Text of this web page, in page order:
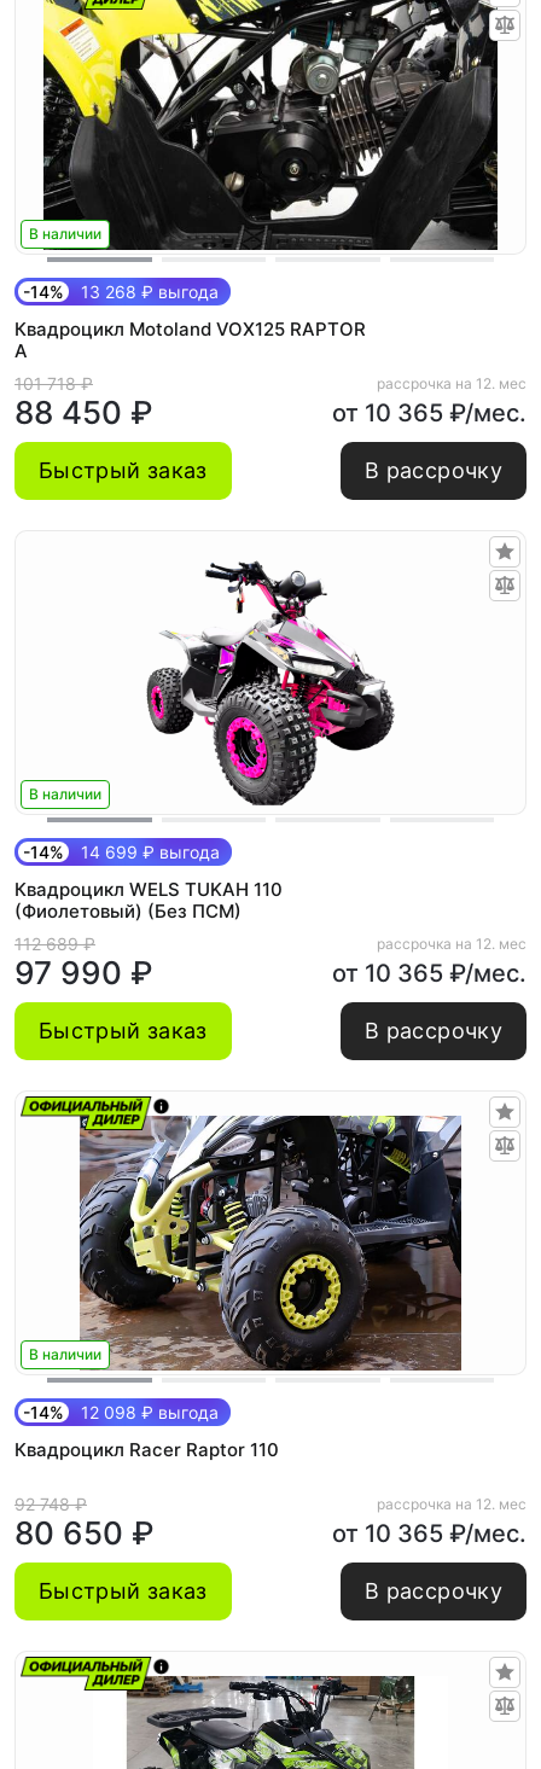
В наличии
-14% 13 268 ₽ выгода
Квадроцикл Motoland VOX125 RAPTOR
A
101 718 ₽
88 450 ₽
рассрочка на 12. мес
от 10 365 ₽/мес.
Быстрый заказ В рассрочку
В наличии
-14% 14 699 ₽ выгода
Квадроцикл WELS TUKAH 110
(Фиолетовый) (Без ПСМ)
112 689 ₽
97 990 ₽
рассрочка на 12. мес
от 10 365 ₽/мес.
Быстрый заказ В рассрочку
В наличии
-14% 12 098 ₽ выгода
Квадроцикл Racer Raptor 110
92 748 ₽
80 650 ₽
рассрочка на 12. мес
от 10 365 ₽/мес.
Быстрый заказ В рассрочку